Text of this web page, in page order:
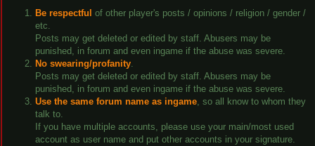
Be respectful of other player's posts / opinions / religion / gender /
etc.
Posts may get deleted or edited by staff. Abusers may be
punished, in forum and even ingame if the abuse was severe.
No swearing/profanity.
Posts may get deleted or edited by staff. Abusers may be
punished, in forum and even ingame if the abuse was severe.
Use the same forum name as ingame, so all know to whom they
talk to.
If you have multiple accounts, please use your main/most used
account as user name and put other accounts in your signature.